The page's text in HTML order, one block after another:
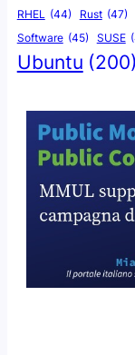
RHEL (44) Rust (47)
Software (45) SUSE
Ubuntu (200)